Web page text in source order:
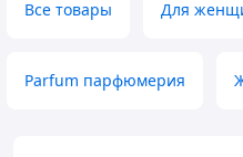
Все товары Для
Parfum парфюмерия